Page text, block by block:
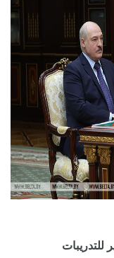
للتدريبات